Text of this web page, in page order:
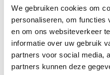
We gebruiken cookies om
personaliseren, om functies
en om ons websiteverkeer
informatie over uw gebruik
partners voor social media,
partners kunnen deze
Specificaties
Reviews